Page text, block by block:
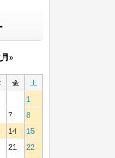
»
金 土
1
7
8
14
15
21
22